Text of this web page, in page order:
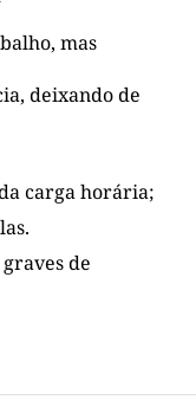
mas
deixando de
carga horária;
de